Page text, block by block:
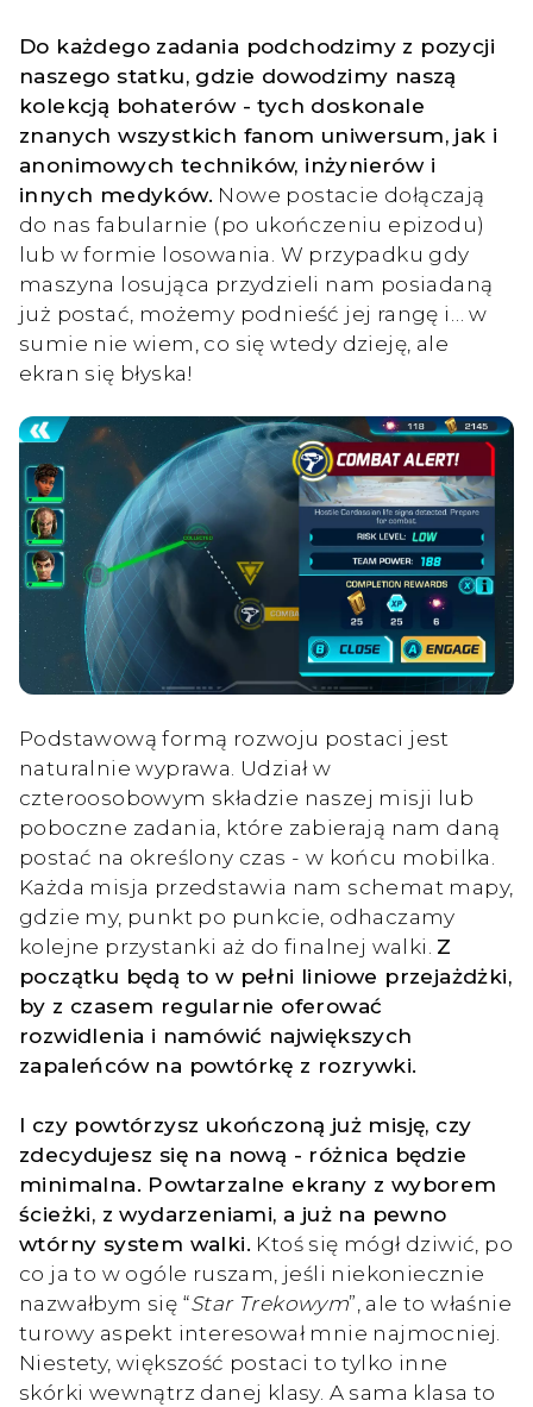
Do każdego zadania podchodzimy z pozycji
naszego statku, gdzie dowodzimy naszą
kolekcją bohaterów - tych doskonale
znanych wszystkich fanom uniwersum, jak i
anonimowych techników, inżynierów i
innych medyków. Nowe postacie dołączają
do nas fabularnie (po ukończeniu epizodu)
lub w formie losowania. W przypadku gdy
maszyna losująca przydzieli nam posiadaną
już postać, możemy podnieść jej rangę i… w
sumie nie wiem, co się wtedy dzieję, ale
ekran się błyska!
Podstawową formą rozwoju postaci jest
naturalnie wyprawa. Udział w
czteroosobowym składzie naszej misji lub
poboczne zadania, które zabierają nam daną
postać na określony czas - w końcu mobilka.
Każda misja przedstawia nam schemat mapy,
gdzie my, punkt po punkcie, odhaczamy
kolejne przystanki aż do finalnej walki. Z
początku będą to w pełni liniowe przejażdżki,
by z czasem regularnie oferować
rozwidlenia i namówić największych
zapaleńców na powtórkę z rozrywki.
I czy powtórzysz ukończoną już misję, czy
zdecydujesz się na nową - różnica będzie
minimalna. Powtarzalne ekrany z wyborem
ścieżki, z wydarzeniami, a już na pewno
wtórny system walki. Ktoś się mógł dziwić, po
co ja to w ogóle ruszam, jeśli niekoniecznie
nazwałbym się “Star Trekowym”, ale to właśnie
turowy aspekt interesował mnie najmocniej.
Niestety, większość postaci to tylko inne
skórki wewnątrz danej klasy. A sama klasa to